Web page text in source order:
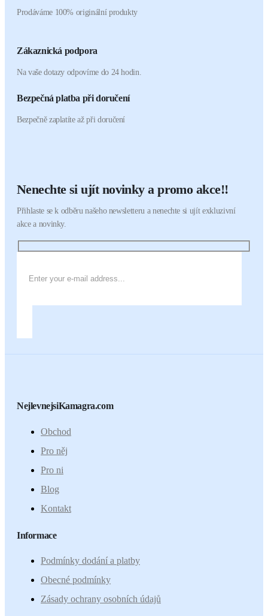
Prodáváme 100% originální produkty
Zákaznická podpora
Na vaše dotazy odpovíme do 24 hodin.
Bezpečná platba při doručení
Bezpečně zaplatíte až při doručení
Nenechte si ujít novinky a promo akce!!
Přihlaste se k odběru našeho newsletteru a nenechte si ujít exkluzivní
akce a novinky.
NejlevnejsiKamagra.com
Obchod
Pro něj
Pro ni
Blog
Kontakt
Informace
Podmínky dodání a platby
Obecné podmínky
Zásady ochrany osobních údajů